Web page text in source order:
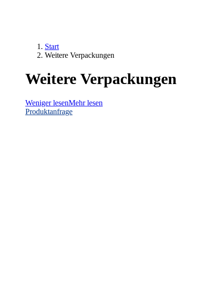
Start
Weitere Verpackungen
Weitere Verpackungen
Weniger lesenMehr lesen
Produktanfrage